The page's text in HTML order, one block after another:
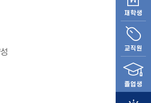
재학생
교직원
졸업생